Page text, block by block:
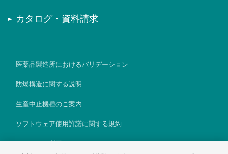
カタログ・資料請求
医薬品製造所におけるバリデーション
防爆構造に関する説明
生産中止機種のご案内
ソフトウェア使用許諾に関する規約
サイトのご利用にあたって